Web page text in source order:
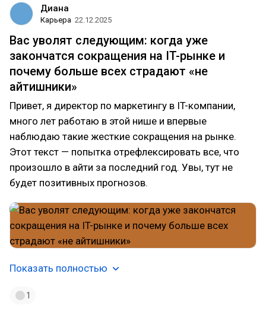
Диана
Карьера 22.12.2025
Вас уволят следующим: когда уже
закончатся сокращения на IT-рынке и
почему больше всех страдают «не
айтишники»
Привет, я директор по маркетингу в IT-компании,
много лет работаю в этой нише и впервые
наблюдаю такие жесткие сокращения на рынке.
Этот текст — попытка отрефлексировать все, что
произошло в айти за последний год. Увы, тут не
будет позитивных прогнозов.
Показать полностью
1